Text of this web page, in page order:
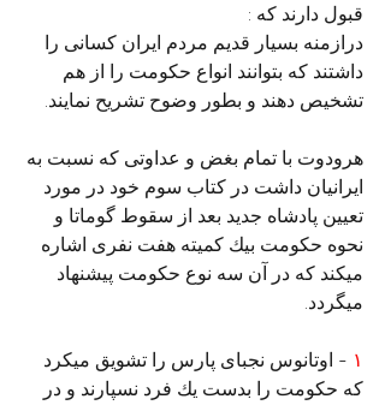
قبول دارند که :
درازمنه بسیار قدیم مردم ایران کسانی را
داشتند که بتوانند انواع حکومت را از هم
تشخیص دهند و بطور وضوح تشریح نمایند.
هرودوت با تمام بغض و عداوتی که نسبت به
ایرانیان داشت در کتاب سوم خود در مورد
تعیین پادشاه جدید بعد از سقوط گوماتا و
نحوه حکومت بيك كميته هفت نفری اشاره
میکند که در آن سه نوع حکومت پیشنهاد
میگردد.
۱ - اوتانوس نجبای پارس را تشویق میکرد
که حکومت را بدست يك فرد نسپارند و در